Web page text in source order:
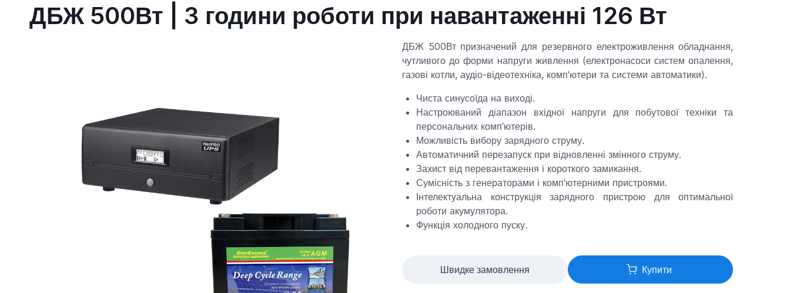
ДБЖ 500Вт | 3 години роботи при навантаженні 126 Вт
ДБЖ 500Вт призначений для резервного електроживлення обладнання,
чутливого до форми напруги живлення (електронасоси систем опалення,
газові котли, аудіо-відеотехніка, комп'ютери та системи автоматики).
Чиста синусоїда на виході.
Настроюваний діапазон вхідної напруги для побутової техніки та
персональних комп'ютерів.
Можливість вибору зарядного струму.
Автоматичний перезапуск при відновленні змінного струму.
Захист від перевантаження і короткого замикання.
Сумісність з генераторами і комп'ютерними пристроями.
Інтелектуальна конструкція зарядного пристрою для оптимальної
роботи акумулятора.
Функція холодного пуску.
Швидке замовлення Купити